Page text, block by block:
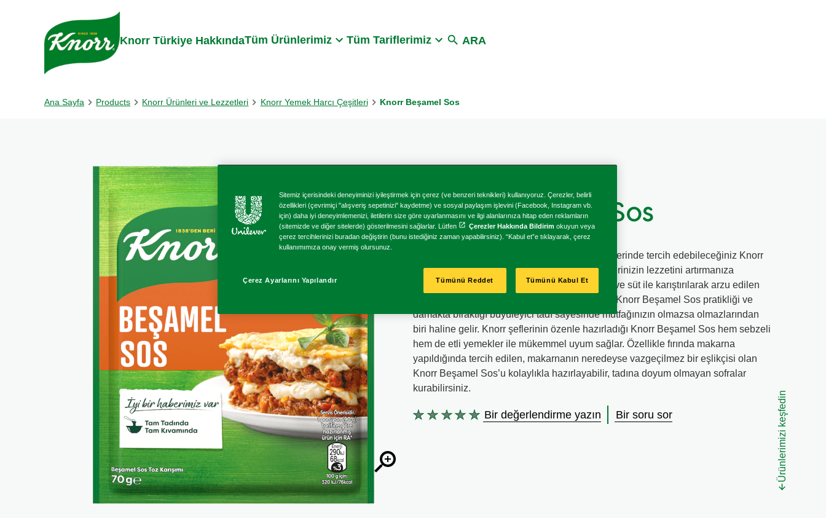
Skip to:
Knorr Türkiye HakkındaTüm Ürünlerimiz Tüm Tariflerimiz ARA
Ana Sayfa Products Knorr Ürünleri ve Lezzetleri Knorr Yemek Harcı Çeşitleri Knorr Beşamel Sos
Knorr Beşamel Sos
Lazanyalarda, makarnalarda ya da fırın yemeklerinde tercih edebileceğiniz Knorr
Beşamel Sos, yoğun tadı ve kıvamı ile yemeklerinizin lezzetini artırmanıza
yardımcı olur. Knorr Beşamel Sos, yalnızca su ve süt ile karıştırılarak arzu edilen
yemekte hızlı ve kolay bir şekilde kullanılabilir. Knorr Beşamel Sos pratikliği ve
damakta bıraktığı büyüleyici tadı sayesinde mutfağınızın olmazsa olmazlarından
biri haline gelir. Knorr şeflerinin özenle hazırladığı Knorr Beşamel Sos hem sebzeli
hem de etli yemekler ile mükemmel uyum sağlar. Özellikle fırında makarna
yapıldığında tercih edilen, makarnanın neredeyse vazgeçilmez bir eşlikçisi olan
Knorr Beşamel Sos’u kolaylıkla hazırlayabilir, tadına doyum olmayan sofralar
kurabilirsiniz.
Bu
Bir değerlendirme yazın Bir soru sor Ürünlerimizi keşfedin
Sitemiz içerisindeki deneyiminizi iyileştirmek için çerez (ve benzeri teknikleri) kullanıyoruz. Çerezler, belirli
özellikleri (çevrimiçi "alışveriş sepetinizi" kaydetme) ve sosyal paylaşım işlevini (Facebook, Instagram vb.
için) daha iyi deneyimlemenizi, iletilerin size göre uyarlanmasını ve ilgi alanlarınıza hitap eden reklamların
(sitemizde ve diğer sitelerde) gösterilmesini sağlarlar. Lütfen
Çerezler Hakkında Bildirim okuyun veya
çerez tercihlerinizi buradan değiştirin (bunu istediğiniz zaman yapabilirsiniz). “Kabul et”e tıklayarak, çerez
kullanımımıza onay vermiş olursunuz.
Çerez Ayarlarını Yapılandır Tümünü Reddet Tümünü Kabul Et